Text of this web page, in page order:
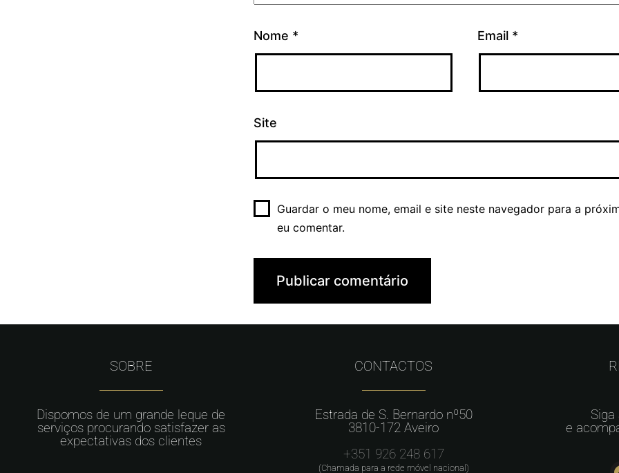
Nome * Email *
Site
Guardar o meu nome, email e site neste navegador para a
eu comentar.
SOBRE
Dispomos de um grande leque de
serviços procurando satisfazer as
expectativas dos clientes
CONTACTOS
Estrada de S. Bernardo nº50
3810-172 Aveiro
+351 926 248 617
(Chamada para a rede móvel nacional)
e